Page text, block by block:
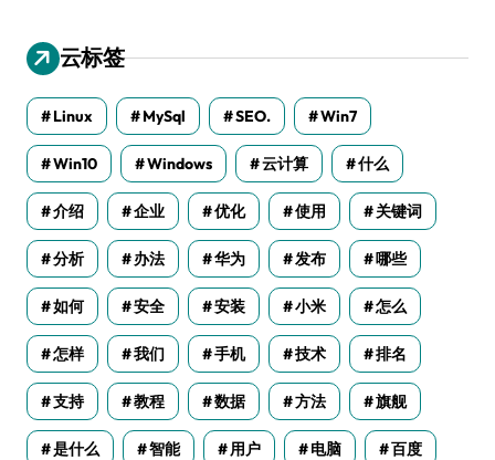
云标签
Linux MySql SEO. Win7
Win10 Windows 云计算 什么
介绍 企业 优化 使用 关键词
分析 办法 华为 发布 哪些
如何 安全 安装 小米 怎么
怎样 我们 手机 技术 排名
支持 教程 数据 方法 旗舰
是什么 智能 用户 电脑 百度